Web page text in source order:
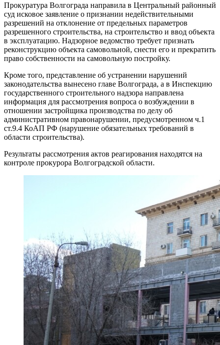
Прокуратура Волгограда направила в Центральный районный
суд исковое заявление о признании недействительными
разрешений на отклонение от предельных параметров
разрешенного строительства, на строительство и ввод объекта
в эксплуатацию. Надзорное ведомство требует признать
реконструкцию объекта самовольной, снести его и прекратить
право собственности на самовольную постройку.
Кроме того, представление об устранении нарушений
законодательства вынесено главе Волгограда, а в Инспекцию
государственного строительного надзора направлена
информация для рассмотрения вопроса о возбуждении в
отношении застройщика производства по делу об
административном правонарушении, предусмотренном ч.1
ст.9.4 КоАП РФ (нарушение обязательных требований в
области строительства).
Результаты рассмотрения актов реагирования находятся на
контроле прокурора Волгоградской области.